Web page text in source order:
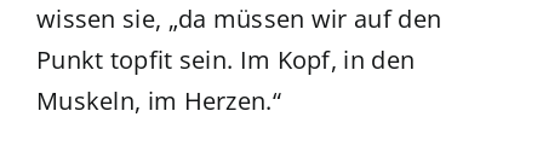
wissen sie, „da müssen wir auf den
Punkt topfit sein. Im Kopf, in den
Muskeln, im Herzen.“